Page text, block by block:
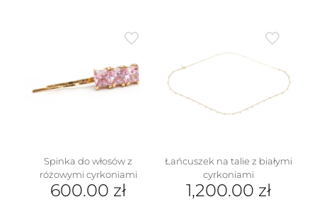
wariantów.
wybrać
na
Spinka do włosów z
różowymi cyrkoniami
600.00 zł
Łańcuszek na talie z białymi
cyrkoniami
1,200.00 zł